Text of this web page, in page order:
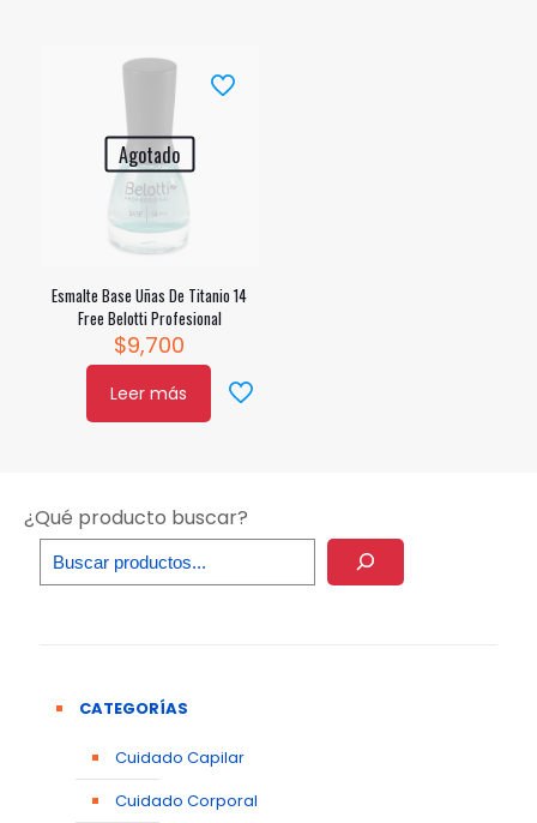
Agotado
Esmalte Base Uñas De Titanio 14
Free Belotti Profesional
$9,700
Leer más
¿Qué producto buscar?
CATEGORÍAS
Cuidado Capilar
Cuidado Corporal